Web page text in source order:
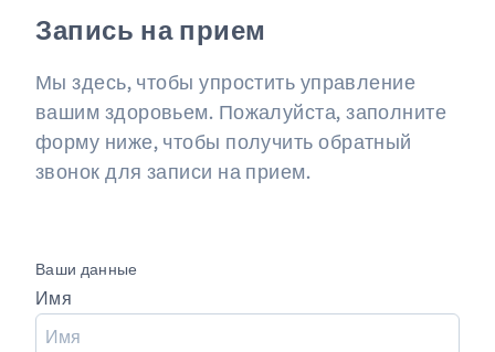
Запись на прием
Мы здесь, чтобы упростить управление
вашим здоровьем. Пожалуйста, заполните
форму ниже, чтобы получить обратный
звонок для записи на прием.
Ваши данные
Имя